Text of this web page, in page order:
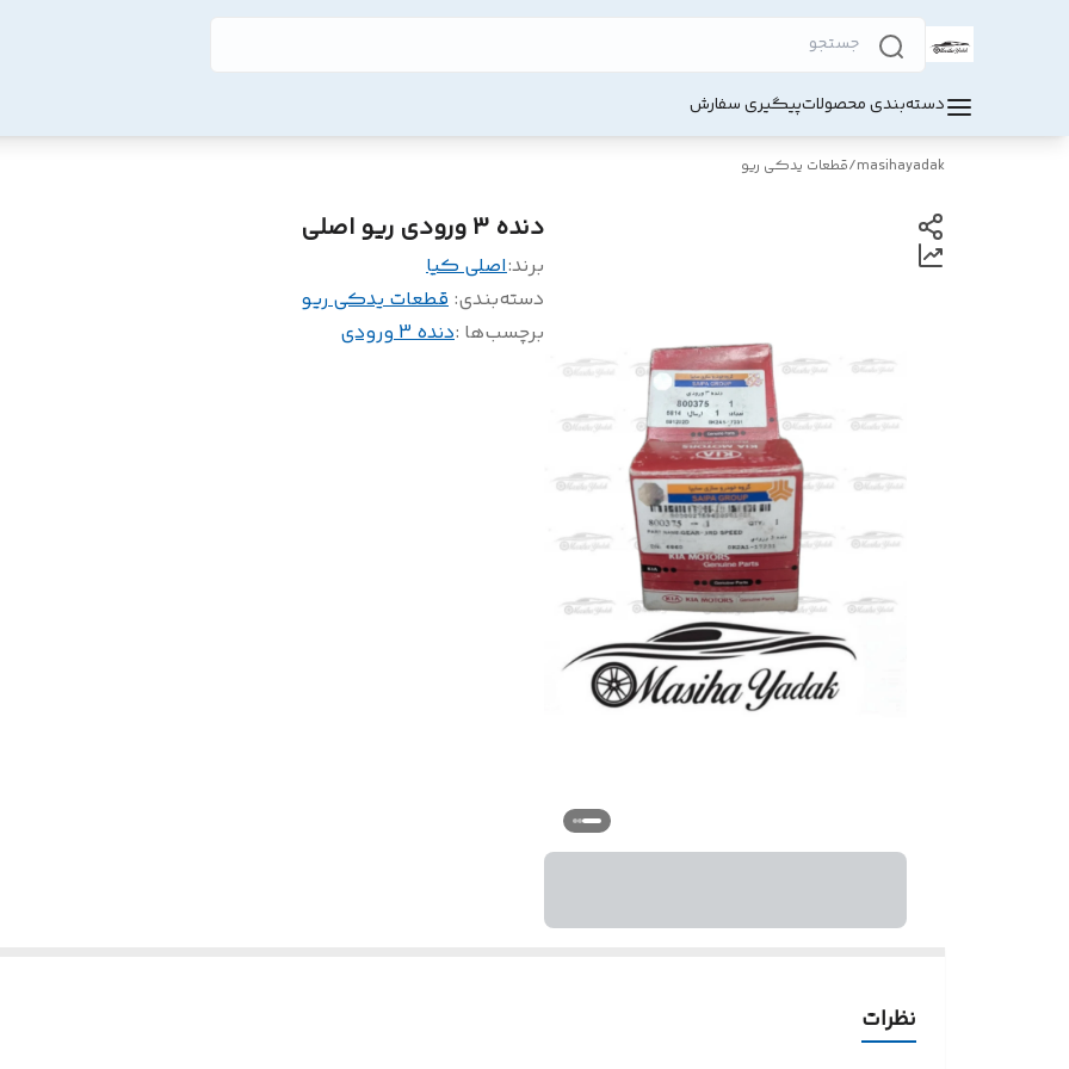
دسته‌بندی محصولاتپیگیری سفارش
masihayadak
/قطعات یدکی ریو
دنده 3 ورودی ریو اصلی
برند:اصلی کیا
دسته‌بندی: قطعات یدکی ریو
برچسب‌ها :دنده 3 ورودی
نظرات